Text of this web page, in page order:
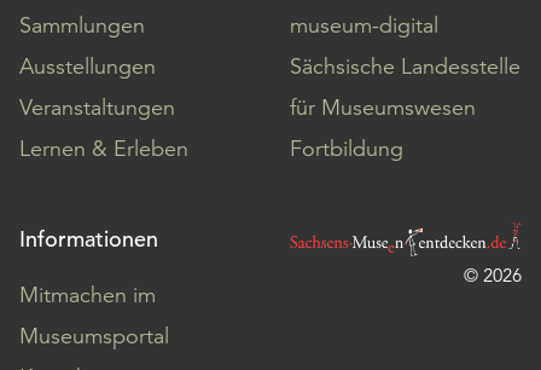
Sammlungen
Ausstellungen
Veranstaltungen
Lernen & Erleben
museum-digital
Sächsische Landesstelle
für Museumswesen
Fortbildung
Informationen
Mitmachen im
Museumsportal
© 2026